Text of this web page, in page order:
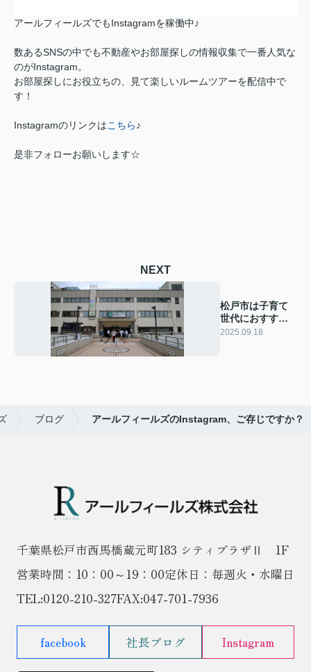
アールフィールズでもInstagramを稼働中♪
数あるSNSの中でも不動産やお部屋探しの情報収集で一番人気な
のがInstagram。
お部屋探しにお役立ちの、見て楽しいルームツアーを配信中で
す！
Instagramのリンクはこちら♪
是非フォローお願いします☆
NEXT
松戸市は子育て
世代におすすめ
の街！
2025.09.18
ブログ アールフィールズのInstagram、ご存じですか？
千葉県松戸市西馬橋蔵元町183 シティプラザⅡ 1F
営業時間：10：00～19：00定休日：毎週火・水曜日
TEL:0120-210-327FAX:047-701-7936
facebook 社長ブログ Instagram